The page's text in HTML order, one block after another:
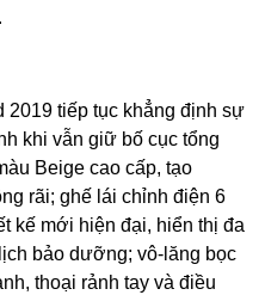
2019 tiếp tục khẳng định sự
khi vẫn giữ bố cục tổng
Beige cao cấp, tạo
rãi; ghế lái chỉnh điện 6
kế mới hiện đại, hiển thị đa
bảo dưỡng; vô-lăng bọc
thoại rảnh tay và điều